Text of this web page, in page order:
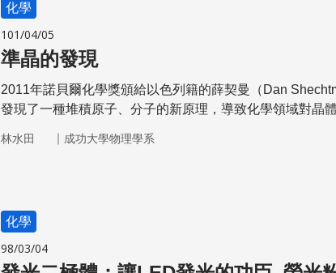
化學
101/04/05
準晶的發現
2011年諾貝爾化學獎頒給以色列籍的薛契曼（Dan
發現了一種堆積原子、分子的新原理，導致化學領域對晶
林水田 ｜ 成功大學物理學系
化學
98/03/04